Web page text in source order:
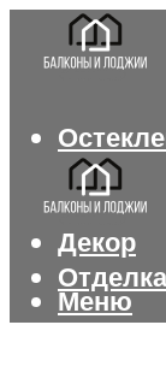
Декор
Отделка
Меню